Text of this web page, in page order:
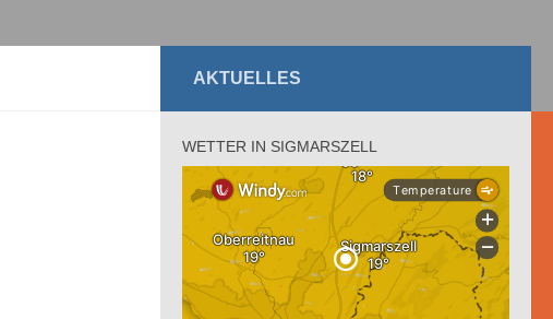
AKTUELLES
WETTER IN SIGMARSZELL